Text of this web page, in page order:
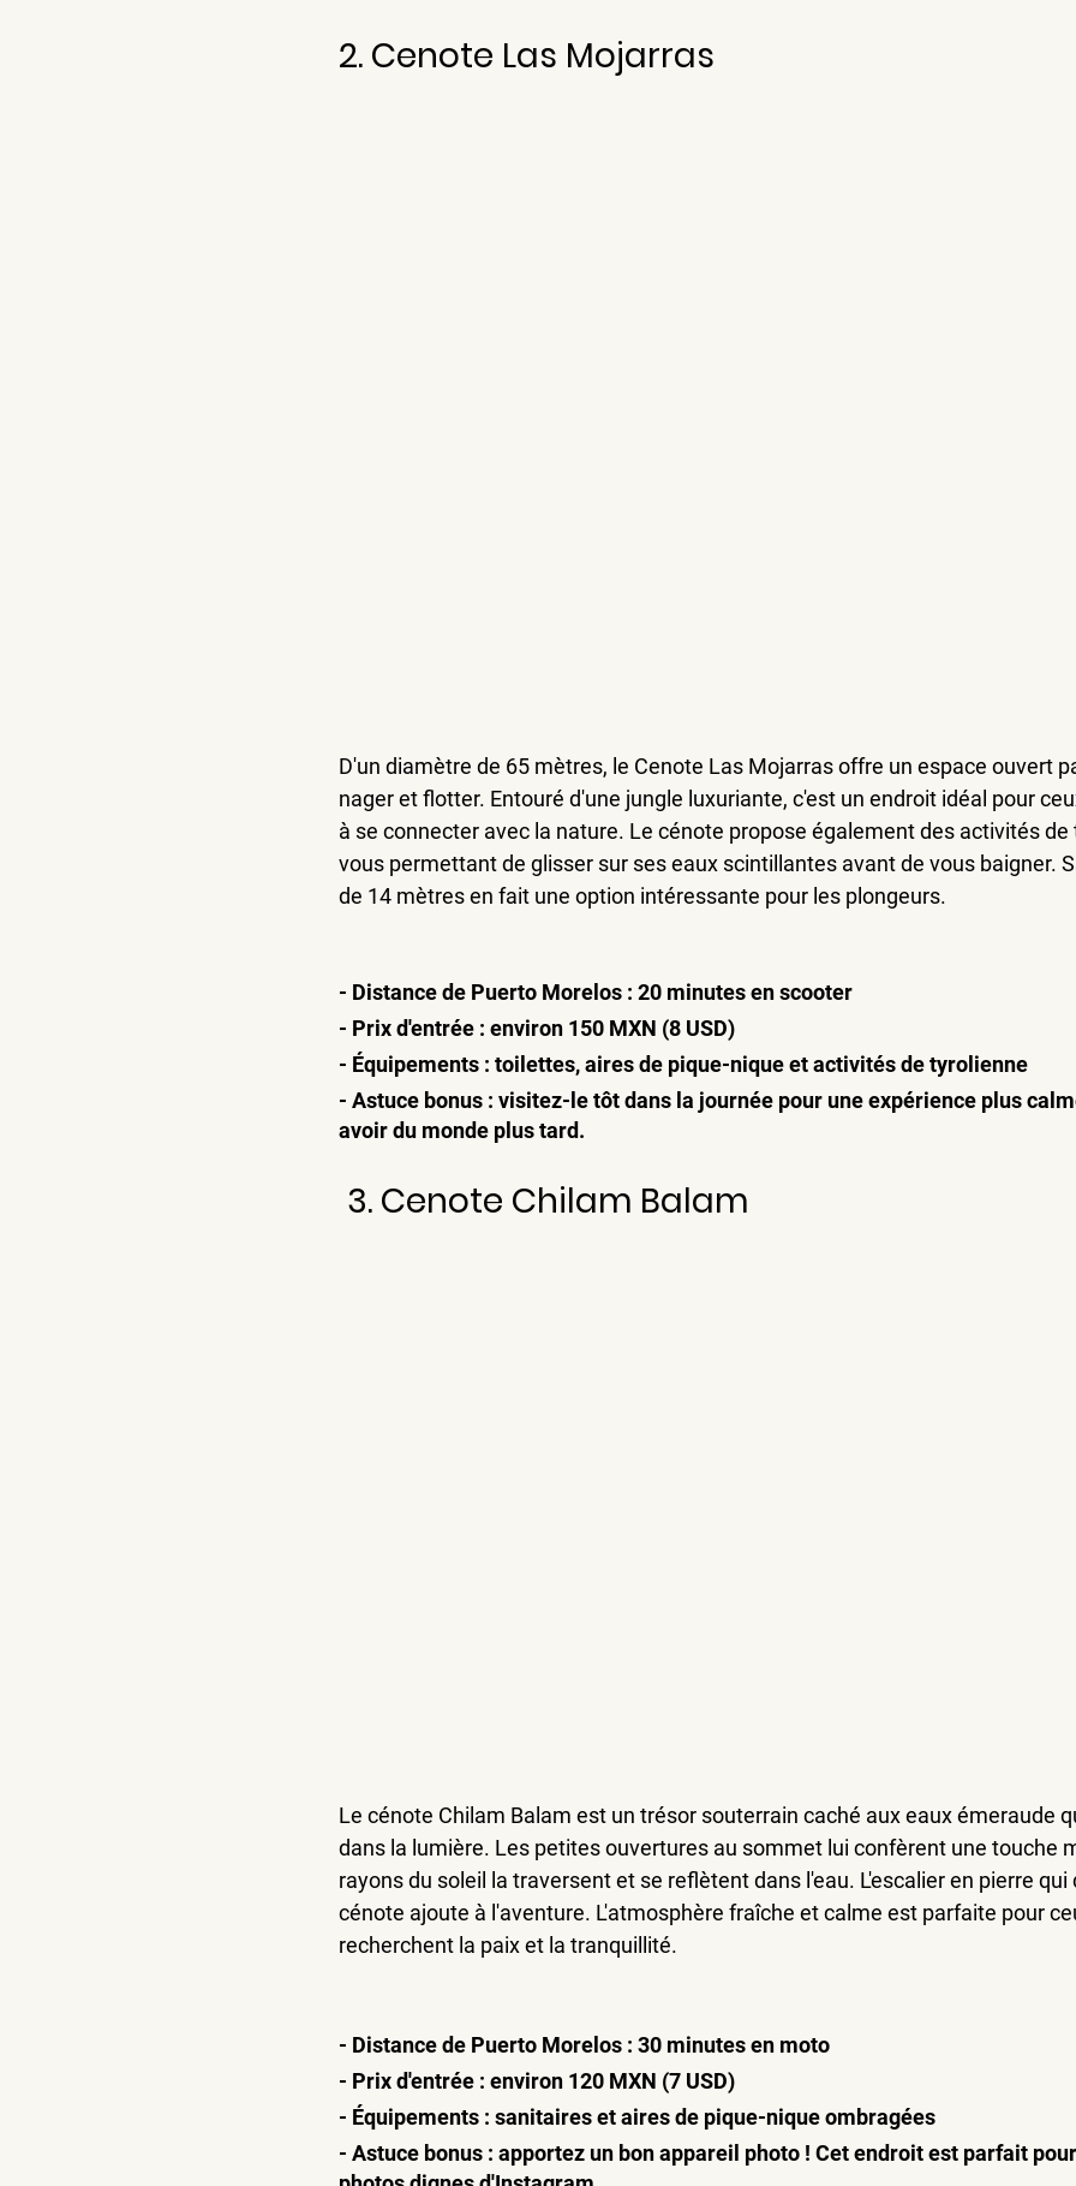
2. Cenote Las Mojarras
D'un diamètre de 65 mètres, le Cenote Las Mojarras offre un espace ouvert
nager et flotter. Entouré d'une jungle luxuriante, c'est un endroit idéal pour
à se connecter avec la nature. Le cénote propose également des activités de
vous permettant de glisser sur ses eaux scintillantes avant de vous baigner.
de 14 mètres en fait une option intéressante pour les plongeurs.
- Distance de Puerto Morelos : 20 minutes en scooter
- Prix d'entrée : environ 150 MXN (8 USD)
- Équipements : toilettes, aires de pique-nique et activités de tyrolienne
- Astuce bonus : visitez-le tôt dans la journée pour une expérience plus
avoir du monde plus tard.
3. Cenote Chilam Balam
Le cénote Chilam Balam est un trésor souterrain caché aux eaux émeraude
dans la lumière. Les petites ouvertures au sommet lui confèrent une touche
rayons du soleil la traversent et se reflètent dans l'eau. L'escalier en pierre qui
cénote ajoute à l'aventure. L'atmosphère fraîche et calme est parfaite pour
recherchent la paix et la tranquillité.
- Distance de Puerto Morelos : 30 minutes en moto
- Prix d'entrée : environ 120 MXN (7 USD)
- Équipements : sanitaires et aires de pique-nique ombragées
- Astuce bonus : apportez un bon appareil photo ! Cet endroit est parfait